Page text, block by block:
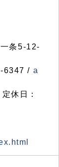
条5-12-
6347 / a
休日：